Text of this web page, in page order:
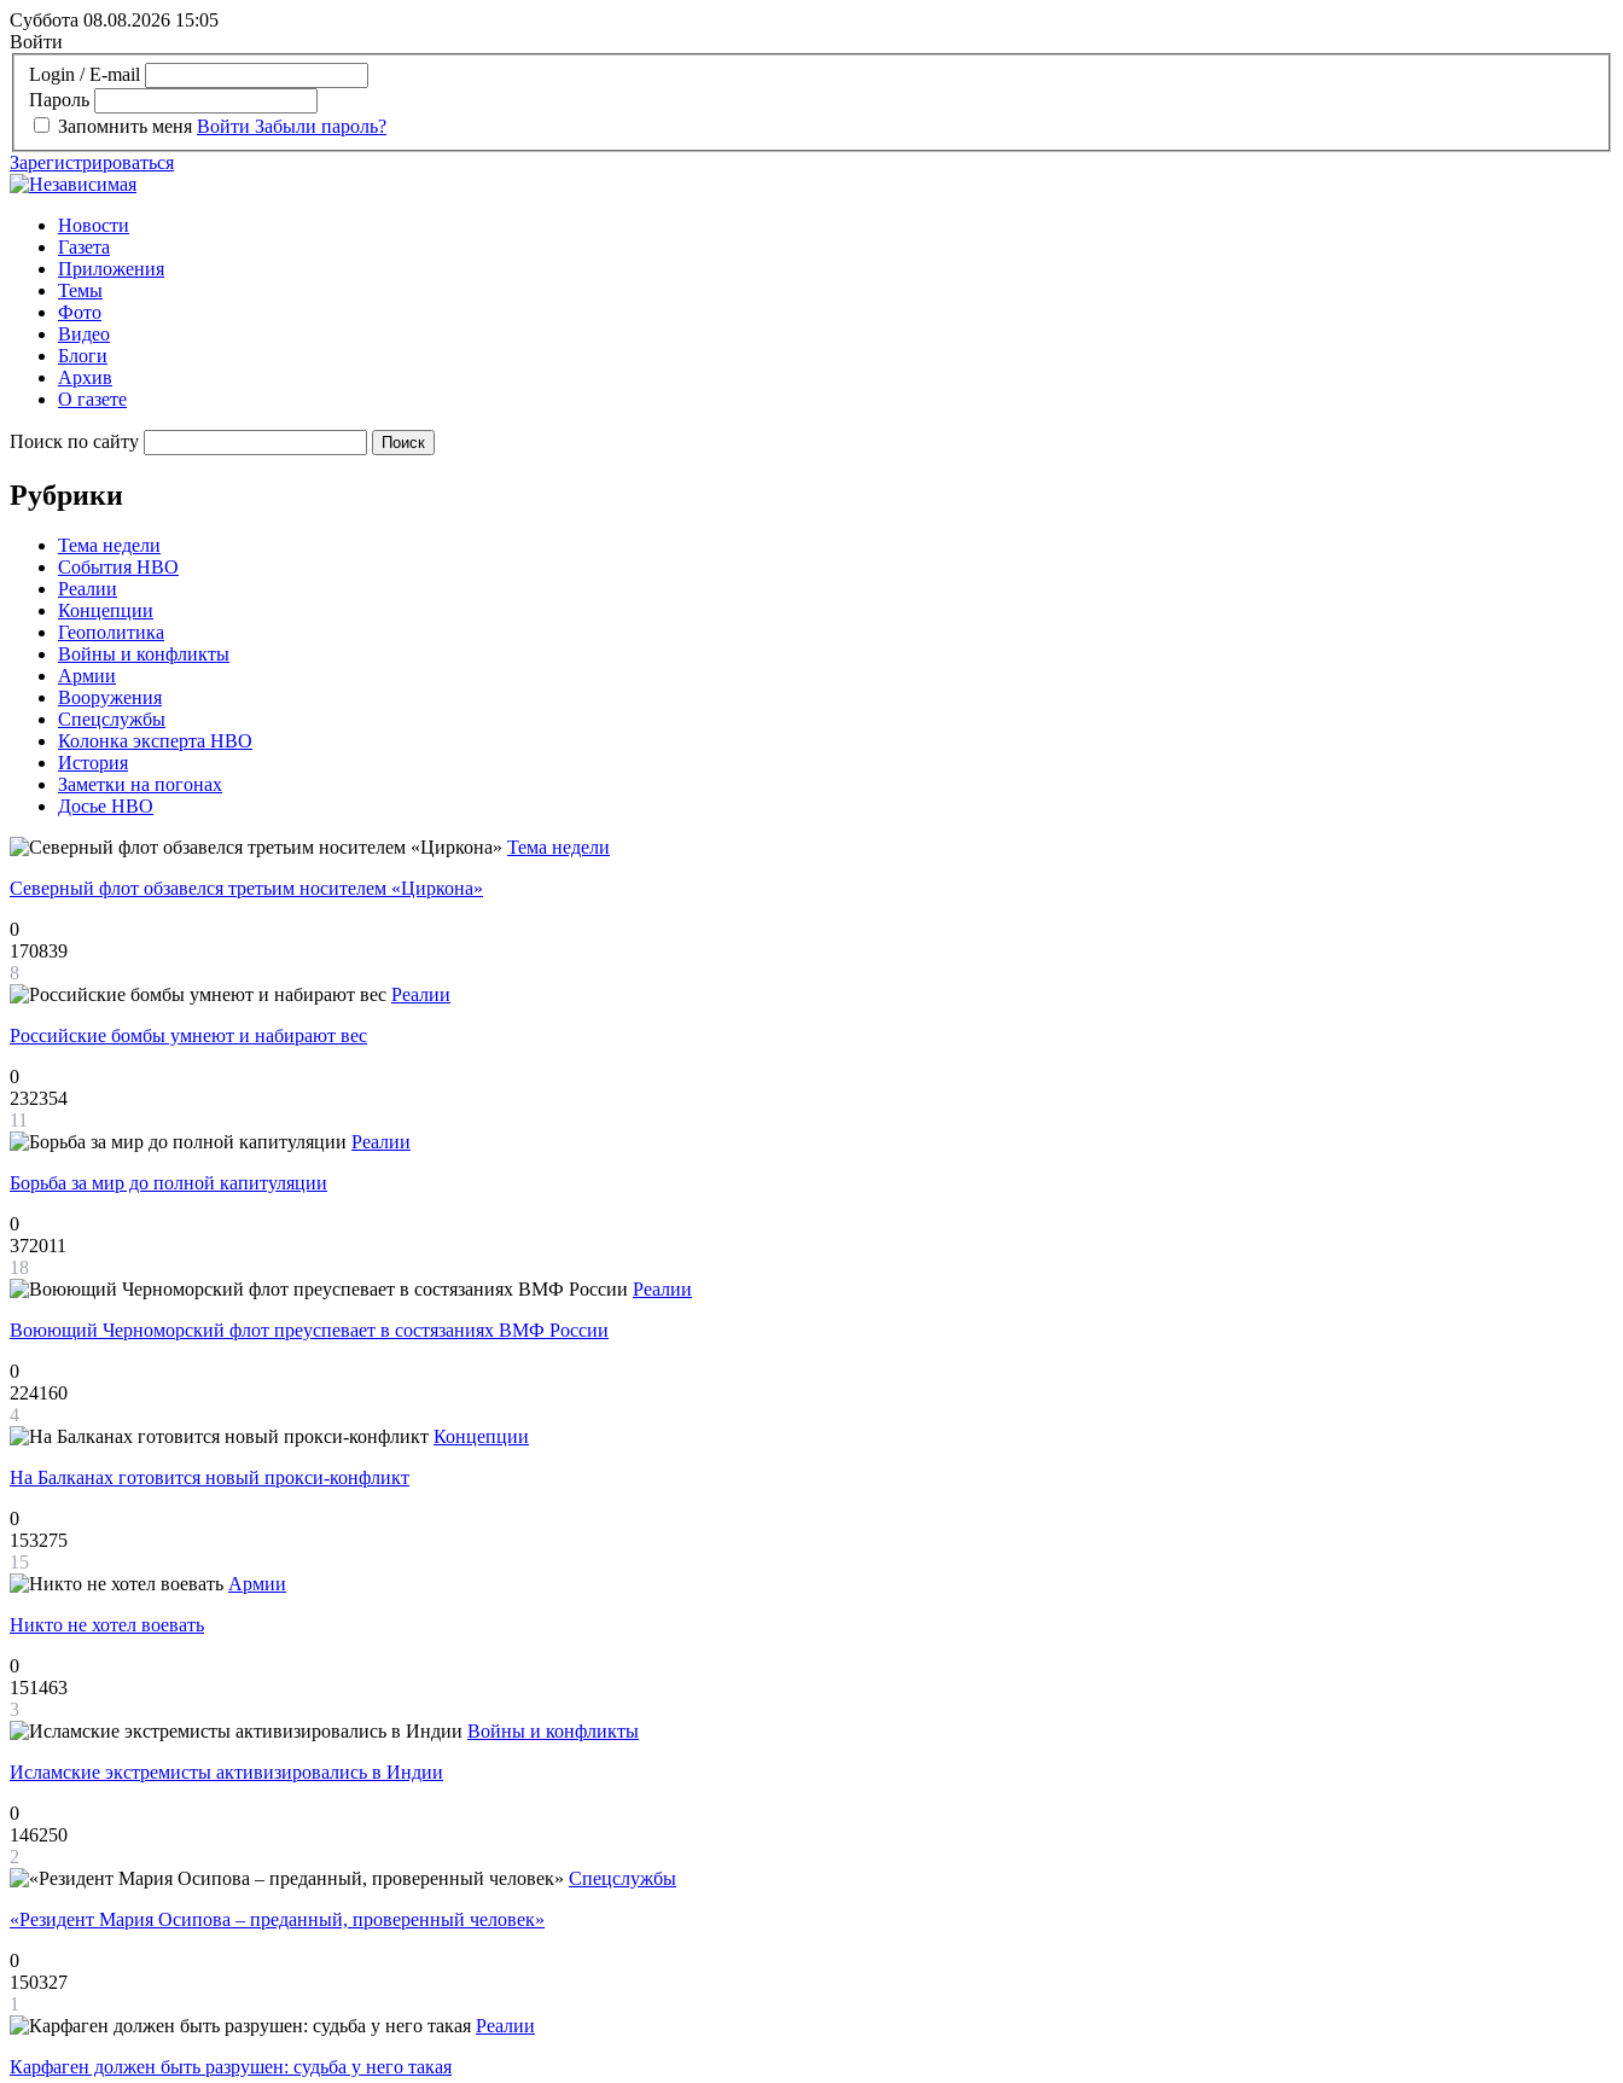
Суббота 08.08.2026 15:05
Войти
Login / E-mail
Пароль
Запомнить меня Войти Забыли пароль?
Зарегистрироваться
Новости
Газета
Приложения
Темы
Фото
Видео
Блоги
Архив
О газете
Поиск по сайту
Рубрики
Тема недели
События НВО
Реалии
Концепции
Геополитика
Войны и конфликты
Армии
Вооружения
Спецслужбы
Колонка эксперта НВО
История
Заметки на погонах
Досье НВО
Тема недели
Северный флот обзавелся третьим носителем «Циркона»
0
170839
8
Реалии
Российские бомбы умнеют и набирают вес
0
232354
11
Реалии
Борьба за мир до полной капитуляции
0
372011
18
Реалии
Воюющий Черноморский флот преуспевает в состязаниях ВМФ России
0
224160
4
Концепции
На Балканах готовится новый прокси-конфликт
0
153275
15
Армии
Никто не хотел воевать
0
151463
3
Войны и конфликты
Исламские экстремисты активизировались в Индии
0
146250
2
Спецслужбы
«Резидент Мария Осипова – преданный, проверенный человек»
0
150327
1
Реалии
Карфаген должен быть разрушен: судьба у него такая